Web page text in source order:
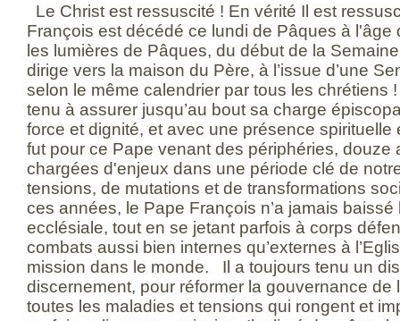
Le Christ est ressuscité ! En vérité Il est
François est décédé ce lundi de Pâques à l'âge
les lumières de Pâques, du début de la
dirige vers la maison du Père, à l’issue d’une
selon le même calendrier par tous les chrétiens
tenu à assurer jusqu’au bout sa charge
force et dignité, et avec une présence
fut pour ce Pape venant des périphéries, douze
chargées d'enjeux dans une période clé de
tensions, de mutations et de transformations
ces années, le Pape François n’a jamais
ecclésiale, tout en se jetant parfois à corps
combats aussi bien internes qu’externes à
mission dans le monde. Il a toujours tenu un
discernement, pour réformer la gouvernance de
toutes les maladies et tensions qui rongent et